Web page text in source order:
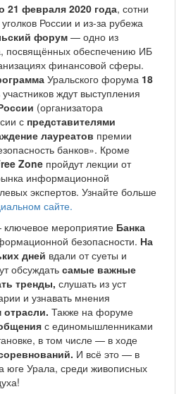
21 февраля 2020 года, сотни
России и из-за рубежа
форум — одно из
посвящённых обеспечению ИБ
финансовой сферы.
Уральского форума 18
участников ждут выступления
(организатора
с представителями
лауреатов премии
банков». Кроме
Zone пройдут лекции от
информационной
экспертов. Узнайте больше
сайте.
мероприятие Банка
безопасности. На
дней вдали от суеты и
обсуждать самые важные
тренды, слушать из уст
и узнавать мнения
Также на форуме
с единомышленниками
в том числе — в ходе
И всё это — в
юге Урала, среди живописных